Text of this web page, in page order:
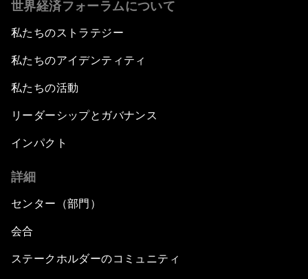
世界経済フォーラムについて
私たちのストラテジー
私たちのアイデンティティ
私たちの活動
リーダーシップとガバナンス
インパクト
詳細
センター（部門）
会合
ステークホルダーのコミュニティ